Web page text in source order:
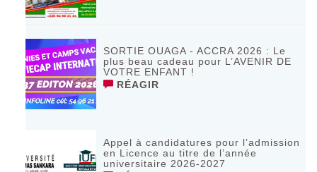
SORTIE OUAGA - ACCRA 2026 : Le
plus beau cadeau pour L’AVENIR DE
VOTRE ENFANT !
RÉAGIR
Appel à candidatures pour l’admission
en Licence au titre de l’année
universitaire 2026-2027